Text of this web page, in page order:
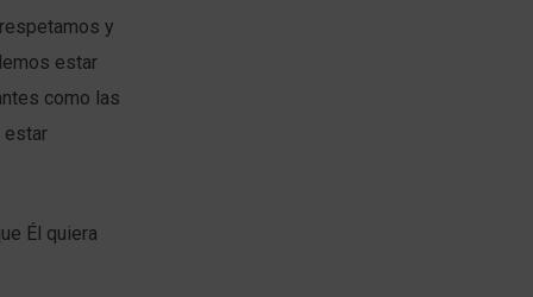
y
estar
como las
estar
Él quiera